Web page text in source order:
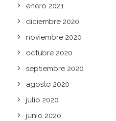
enero 2021
diciembre 2020
noviembre 2020
octubre 2020
septiembre 2020
agosto 2020
julio 2020
junio 2020